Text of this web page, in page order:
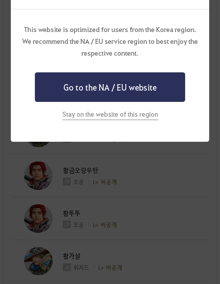
This website is optimized for users from the Korea region.
We recommend the NA / EU service region to best enjoy the
respective content.
Go to the NA / EU website
Stay on the website of this region
샤이 Lv 비공개
황산군
위자드 Lv 비공개
황투리
황금오랑우탄
오공 Lv 비공개
황뚜뚜
오공 Lv 비공개
황가살
위자드 Lv 비공개